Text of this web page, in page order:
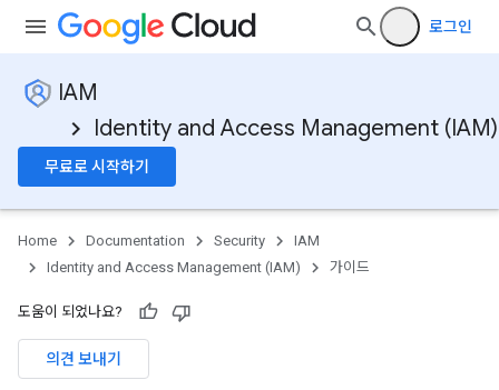
로그인
IAM
Identity and Access Management (IAM)
무료로 시작하기
Home Documentation Security
IAM
Identity and Access Management (IAM)
가이드
도움이 되었나요?
의견 보내기